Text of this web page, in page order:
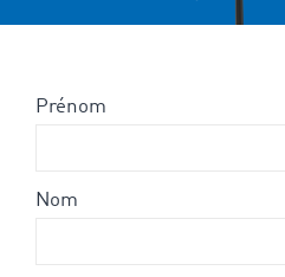
Prénom
Nom